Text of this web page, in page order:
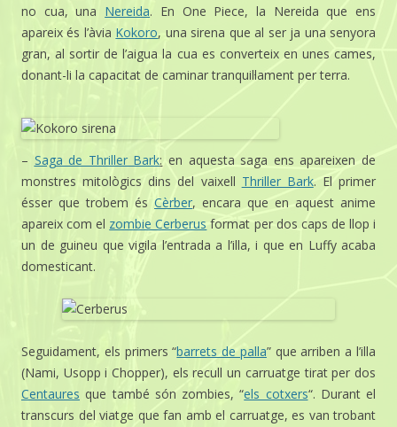
no cua, una Nereida. En One Piece, la Nereida que ens
apareix és l’àvia Kokoro, una sirena que al ser ja una senyora
gran, al sortir de l’aigua la cua es converteix en unes cames,
donant-li la capacitat de caminar tranquil·lament per terra.
– Saga de Thriller Bark: en aquesta saga ens apareixen de
monstres mitològics dins del vaixell Thriller Bark. El primer
ésser que trobem és Cèrber, encara que en aquest anime
apareix com el zombie Cerberus format per dos caps de llop i
un de guineu que vigila l’entrada a l’illa, i que en Luffy acaba
domesticant.
Seguidament, els primers “barrets de palla” que arriben a l’illa
(Nami, Usopp i Chopper), els recull un carruatge tirat per dos
Centaures que també són zombies, “els cotxers“. Durant el
transcurs del viatge que fan amb el carruatge, es van trobant